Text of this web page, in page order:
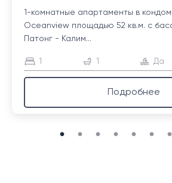
1-комнатные апартаменты в
Oceanview площадью 52 кв.м. с
Патонг - Калим...
1 1 Да
Подробнее